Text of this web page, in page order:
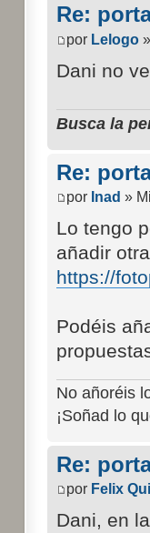
Re:
por Lelogo»
Dani no
Busca la
Re:
por Inad »
Lo tengo
añadir
https://
Podéis
No añoréis
¡Soñad lo
Re:
por Felix
Dani, en